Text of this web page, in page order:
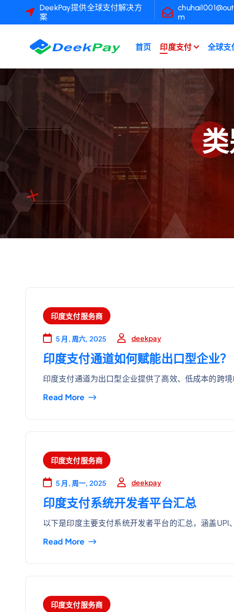
DeekPay提供全球支付解决方
案
m
首页 印度支付 全球支
印度支付服务商
5 月, 周六, 2025 deekpay
印度支付通道如何赋能出口型企业？
印度支付通道为出口型企业提供了高效、低成本的跨
Read More
印度支付服务商
5 月, 周一, 2025 deekpay
印度支付系统开发者平台汇总
以下是印度主要支付系统开发者平台的汇总，涵盖UPI
Read More
印度支付服务商